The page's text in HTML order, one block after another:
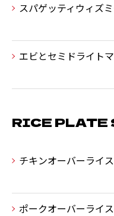
スパゲッティウィズ
エビとセミドライト
RICE PLATE
チキンオーバーライス
ポークオーバーライス